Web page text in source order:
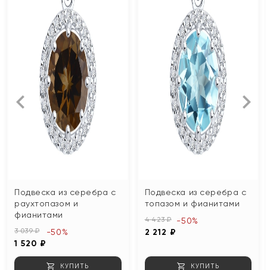
Подвеска из серебра с
раухтопазом и
фианитами
3 039 ₽
1 520 ₽
-50%
КУПИТЬ
Подвеска из серебра с
топазом и фианитами
4 423 ₽
2 212 ₽
-50%
КУПИТЬ